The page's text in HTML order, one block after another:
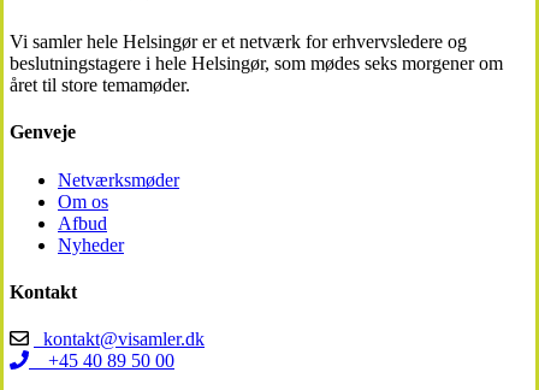
Vi samler hele Helsingør er et netværk for erhvervsledere og
beslutningstagere i hele Helsingør, som mødes seks morgener om
året til store temamøder.
Genveje
Netværksmøder
Om os
Afbud
Nyheder
Kontakt
kontakt@visamler.dk
+45 40 89 50 00